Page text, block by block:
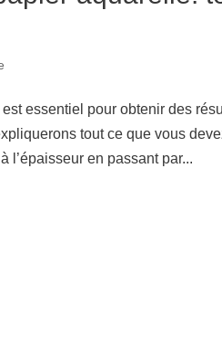
essentiel pour obtenir des
tout ce que vous
l’épaisseur en passant par...